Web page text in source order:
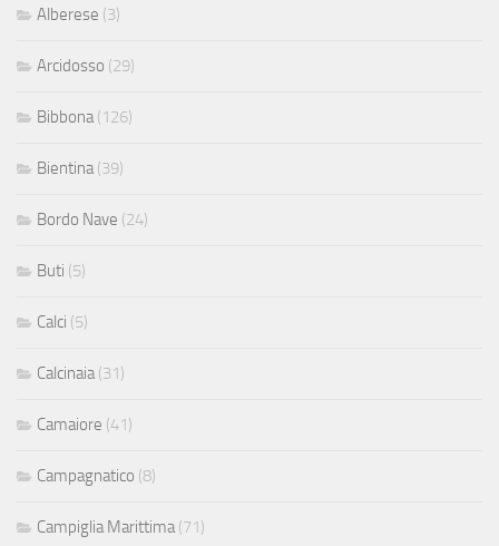
Alberese (3)
Arcidosso (29)
Bibbona (126)
Bientina (39)
Bordo Nave (24)
Buti (5)
Calci (5)
Calcinaia (31)
Camaiore (41)
Campagnatico (8)
Campiglia Marittima (71)